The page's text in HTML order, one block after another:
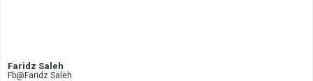
Faridz Saleh
Fb@Faridz Saleh